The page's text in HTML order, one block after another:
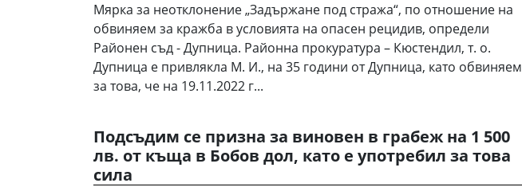
Мярка за неотклонение „Задържане под стража“, по отношение на
обвиняем за кражба в условията на опасен рецидив, определи
Районен съд - Дупница. Районна прокуратура – Кюстендил, т. о.
Дупница е привлякла М. И., на 35 години от Дупница, като обвиняем
за това, че на 19.11.2022 г...
Подсъдим се призна за виновен в грабеж на 1 500
лв. от къща в Бобов дол, като е употребил за това
сила